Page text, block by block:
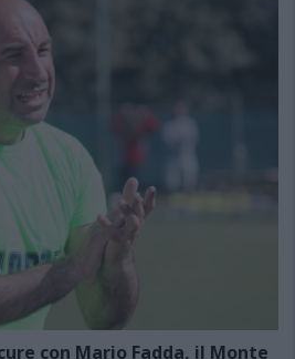
con Mario Fadda, il Monte